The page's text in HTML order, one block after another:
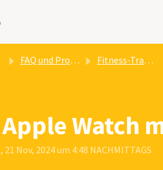
FAQ und Problemlösungen Fitness-Tracker Anbindung
Watch
Nov, 2024 um 4:48 NACHMITTAGS